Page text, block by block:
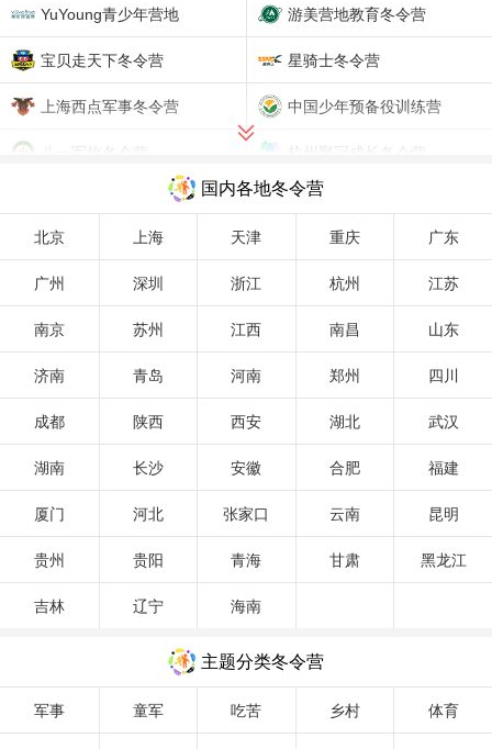
YuYoung青少年营地 游美营地教育冬令营
宝贝走天下冬令营 星骑士冬令营
上海西点军事冬令营 中国少年预备役训练营
八一军旅冬令营 杭州聚冠成长冬令营
蓝湖艺术冬令营
EACH国际营地冬令营 童行悦夏令营
黎明营地教育冬令营 坚果部落夏令营
西安绿锐滑雪冬令营 思途少年户外冬令营
引航者教育冬令营 U Dream国际营地冬令营
深圳观澜湖冬令营 奥林修斯冬令营
国内各地冬令营
北京 上海 天津 重庆 广东
广州 深圳 浙江 杭州 江苏
南京 苏州 江西 南昌 山东
济南 青岛 河南 郑州 四川
成都 陕西 西安 湖北 武汉
湖南 长沙 安徽 合肥 福建
厦门 河北 张家口 云南 昆明
贵州 贵阳 青海 甘肃 黑龙江
吉林 辽宁 海南
主题分类冬令营
军事 童军 吃苦 乡村 体育